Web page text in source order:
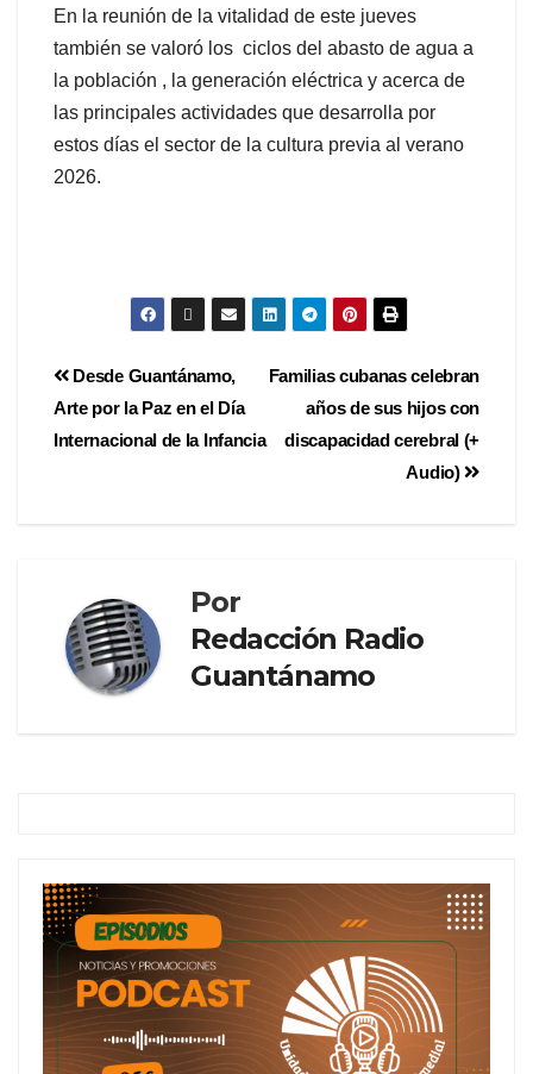
‎En la reunión de la vitalidad de este jueves
también se valoró los ciclos del abasto de agua a
la población , la generación eléctrica y acerca de
las principales actividades que desarrolla por
estos días el sector de la cultura previa al verano
2026.
Familias cubanas celebran
años de sus hijos con
discapacidad cerebral (+
Audio)
Desde Guantánamo,
Arte por la Paz en el Día
Internacional de la Infancia
Por
Redacción Radio
Guantánamo